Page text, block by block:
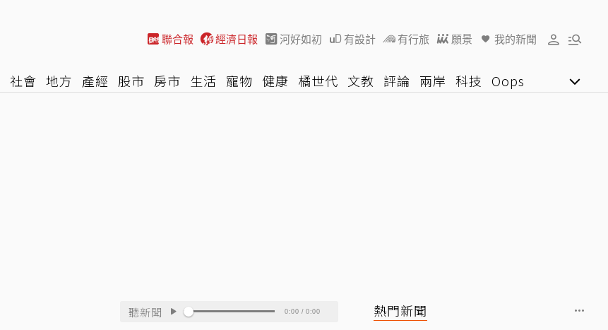
聯合報 經濟日報 河好如初 有設計 有行旅 願景 我的新聞
社會 地方 產經 股市 房市 生活 寵物 健康 橘世代 文教 評論 兩岸 科技 Oops
聽新聞 0:00 / 0:00 熱門新聞